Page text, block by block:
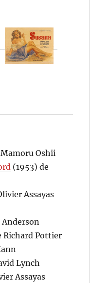
Oshii
(1953) de
Assayas
Anderson
Richard Pottier
Lynch
Assayas